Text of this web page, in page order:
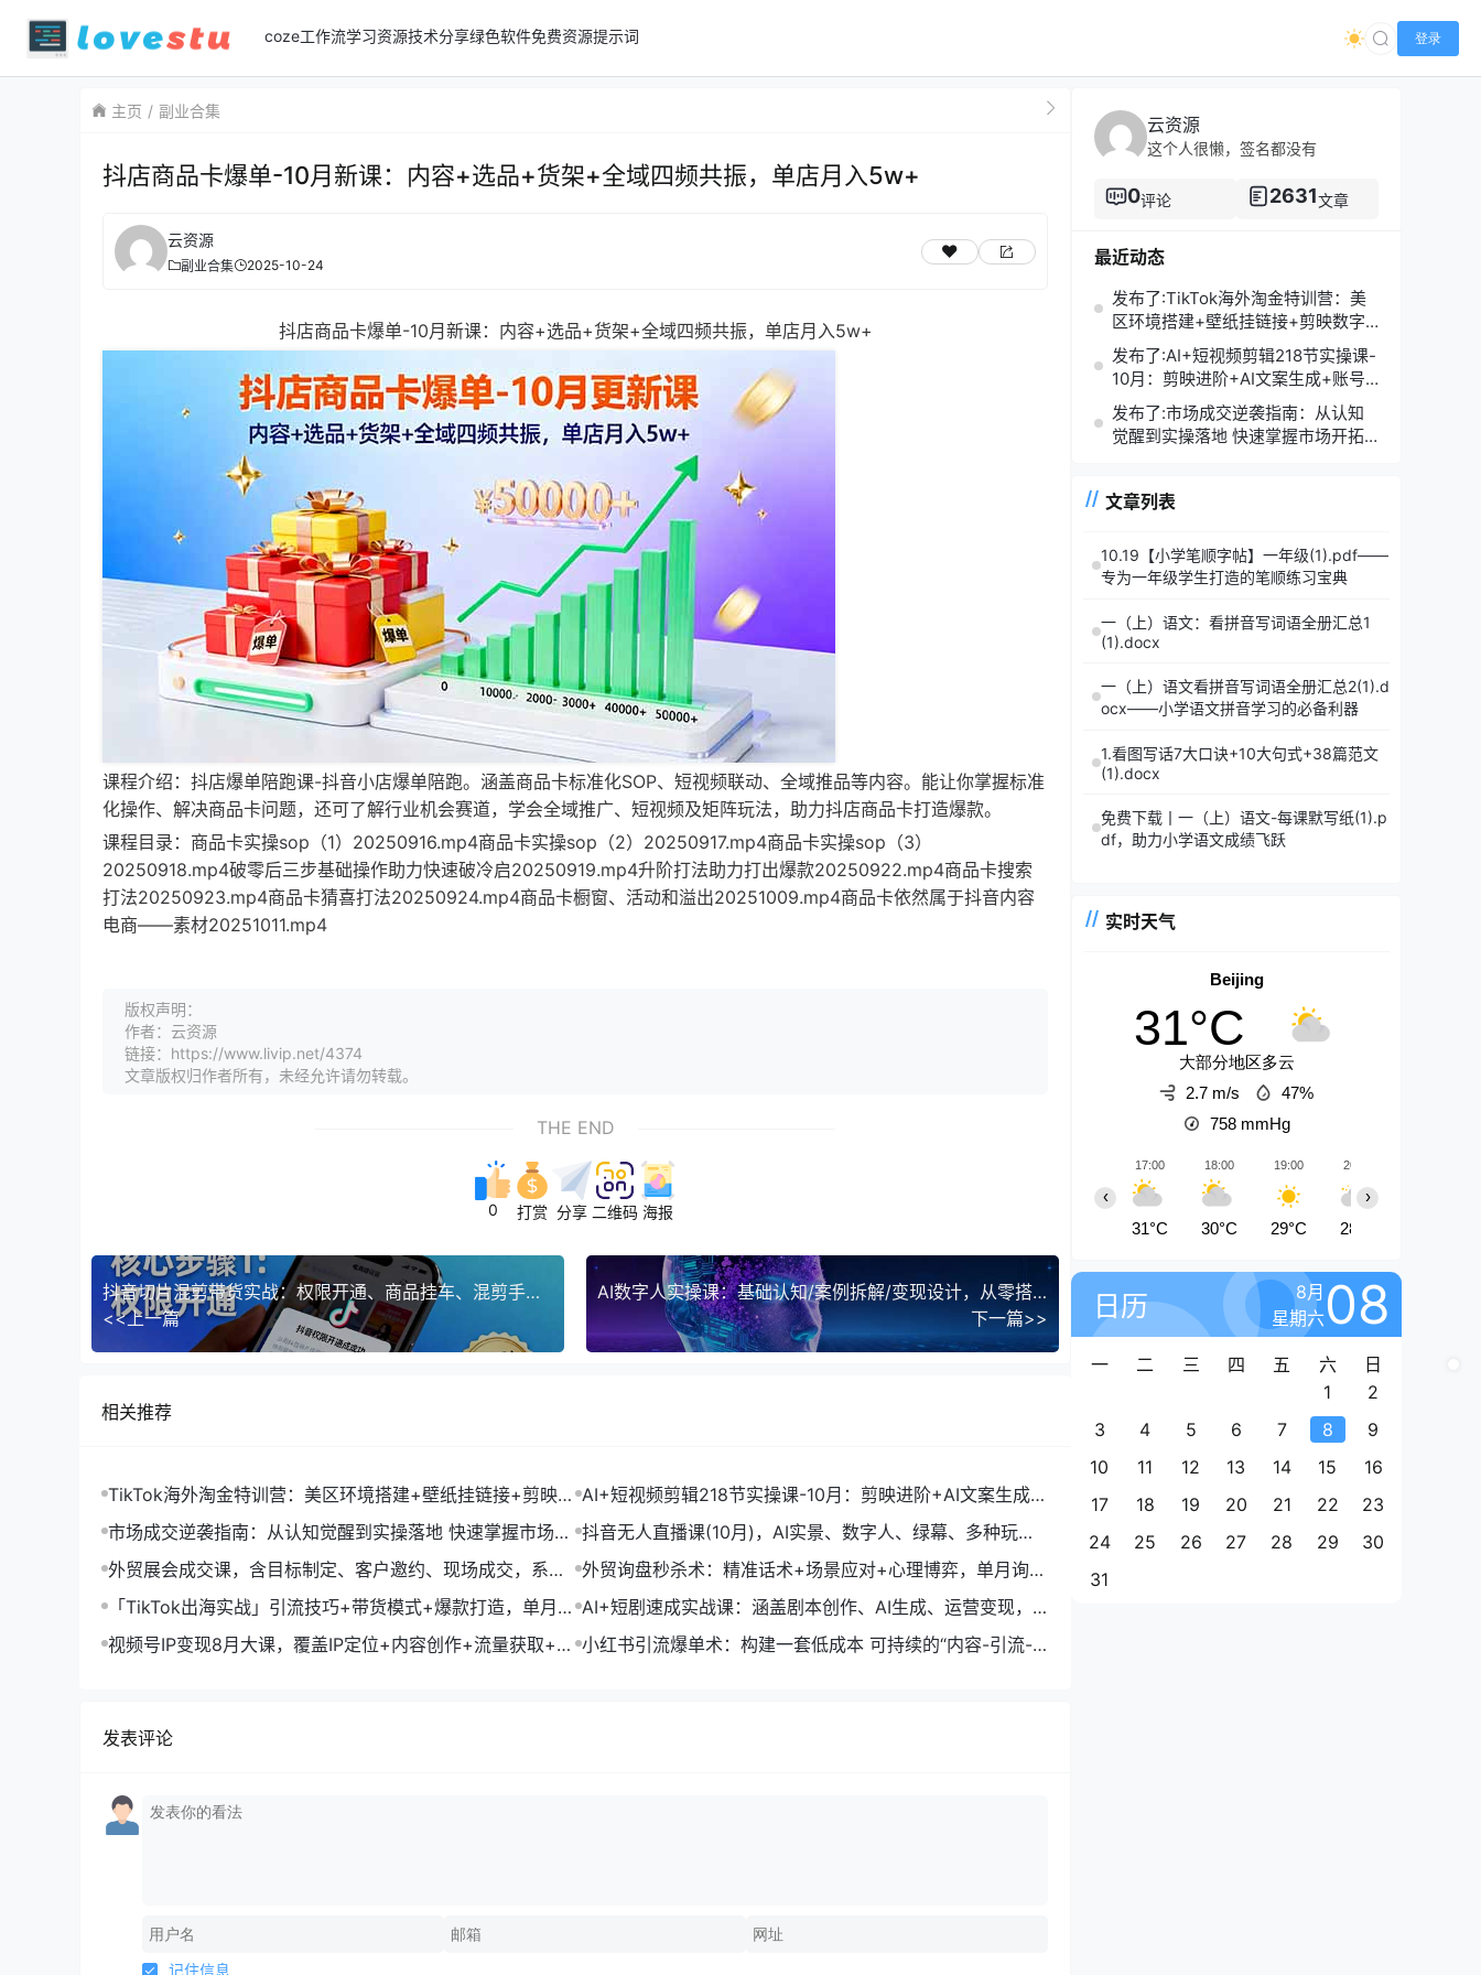
coze工作流学习资源技术分享绿色软件免费资源提示词 登录
主页 副业合集
抖店商品卡爆单-10月新课：内容+选品+货架+全域四频共振，单店月入5w+
云资源
副业合集 2025-10-24
抖店商品卡爆单-10月新课：内容+选品+货架+全域四频共振，单店月入5w+
课程介绍：抖店爆单陪跑课-抖音小店爆单陪跑。涵盖商品卡标准化SOP、短视频联动、全域推品等内容。能让你掌握标准
化操作、解决商品卡问题，还可了解行业机会赛道，学会全域推广、短视频及矩阵玩法，助力抖店商品卡打造爆款。
课程目录：商品卡实操sop（1）20250916.mp4商品卡实操sop（2）20250917.mp4商品卡实操sop（3）
20250918.mp4破零后三步基础操作助力快速破冷启20250919.mp4升阶打法助力打出爆款20250922.mp4商品卡搜索
打法20250923.mp4商品卡猜喜打法20250924.mp4商品卡橱窗、活动和溢出20251009.mp4商品卡依然属于抖音内容
电商——素材20251011.mp4
版权声明：
作者：云资源
链接：https://www.livip.net/4374
文章版权归作者所有，未经允许请勿转载。
THE END
0 打赏 分享 二维码 海报
抖音切片混剪带货实战：权限开通、商品挂车、混剪手法，新手月入8000+
<<上一篇
AI数字人实操课：基础认知/案例拆解/变现设计，从零搭建数字人IP的技术
下一篇>>
相关推荐
TikTok海外淘金特训营：美区环境搭建+壁纸挂链接+剪映数
字人，月入1.5万
AI+短视频剪辑218节实操课-10月：剪映进阶+AI文案生成
+账号运营，月入2万
市场成交逆袭指南：从认知觉醒到实操落地 快速掌握市场开
拓与成交核心能力
抖音无人直播课(10月)，AI实景、数字人、绿幕、多种玩
法、24小时自动盈利
外贸展会成交课，含目标制定、客户邀约、现场成交，系统
化SOP提升参展ROI
外贸询盘秒杀术：精准话术+场景应对+心理博弈，单月询盘
转化率提升200%
「TikTok出海实战」引流技巧+带货模式+爆款打造，单月变
现10万+秘籍
AI+短剧速成实战课：涵盖剧本创作、AI生成、运营变现，
单部剧收益破万
视频号IP变现8月大课，覆盖IP定位+内容创作+流量获取+合 小红书引流爆单术：构建一套低成本 可持续的“内容-引流-
发表评论
记住信息
云资源
这个人很懒，签名都没有
0评论 2631文章
最近动态
发布了:TikTok海外淘金特训营：美
区环境搭建+壁纸挂链接+剪映数字
人，月入1.5万
发布了:AI+短视频剪辑218节实操课-
10月：剪映进阶+AI文案生成+账号
运营，月入2万
发布了:市场成交逆袭指南：从认知
觉醒到实操落地 快速掌握市场开拓
文章列表
10.19【小学笔顺字帖】一年级(1).pdf——
专为一年级学生打造的笔顺练习宝典
一（上）语文：看拼音写词语全册汇总1
(1).docx
一（上）语文看拼音写词语全册汇总2(1).d
ocx——小学语文拼音学习的必备利器
1.看图写话7大口诀+10大句式+38篇范文
(1).docx
免费下载丨一（上）语文-每课默写纸(1).p
df，助力小学语文成绩飞跃
实时天气
Beijing
31°C
大部分地区多云
2.7 m/s
47%
758 mmHg
17:00
31°C
18:00
30°C
19:00
29°C
20:00
28°C
‹ ›
日历
8月
星期六08
一 二 三 四 五 六
日
1
2
3
4 5 6 7 8
9
10
11 12 13 14 15
16
17
18 19 20 21 22
23
24
25 26 27 28 29
30
31